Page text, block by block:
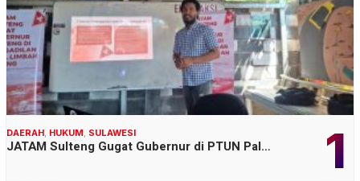
1
DAERAH, HUKUM, SULAWESI
JATAM Sulteng Gugat Gubernur di PTUN Pal…